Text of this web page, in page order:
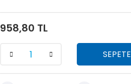
958,80 TL